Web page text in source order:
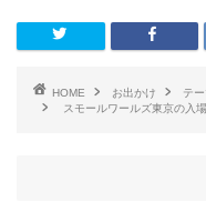
HOME お出かけ テ
スモールワールズ東京の入